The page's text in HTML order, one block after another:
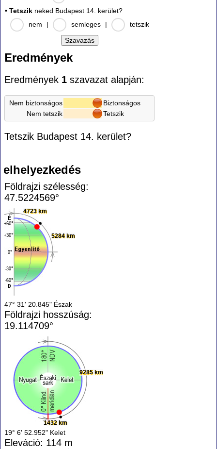
• Tetszik neked Budapest 14. kerület?
nem
| semleges | tetszik
Eredmények
Eredmények 1 szavazat alapján:
Nem biztonságos
Biztonságos
Nem tetszik
Tetszik
Tetszik Budapest 14. kerület?
elhelyezkedés
Földrajzi szélesség:
47.5224569°
4723 km
5284 km
47° 31' 20.845" Észak
Földrajzi hosszúság:
19.114709°
1432 km
9285 km
19° 6' 52.952" Kelet
Eleváció: 114 m